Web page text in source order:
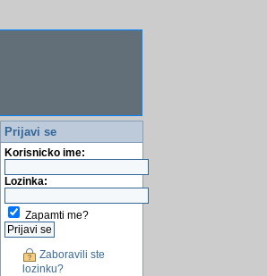
Prijavi se
Korisnicko ime:
Lozinka:
Zapamti me?
Zaboravili ste
lozinku?